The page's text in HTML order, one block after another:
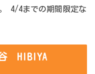
4/4までの期間限定な
HIBIYA